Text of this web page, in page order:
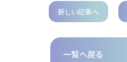
新しい記事へ
一覧へ戻る